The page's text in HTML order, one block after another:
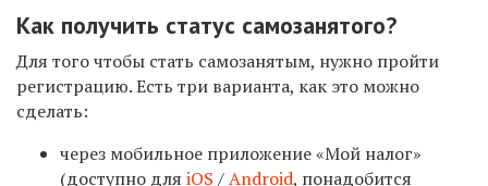
Как получить статус самозанятого?
Для того чтобы стать самозанятым, нужно пройти
регистрацию. Есть три варианта, как это можно
сделать:
через мобильное приложение «Мой налог»
(доступно для iOS /Android, понадобится